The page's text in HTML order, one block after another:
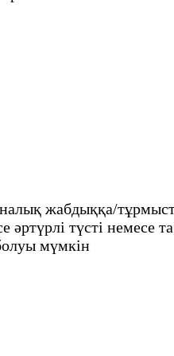
жабдыққа/
түсті немесе
мүмкін